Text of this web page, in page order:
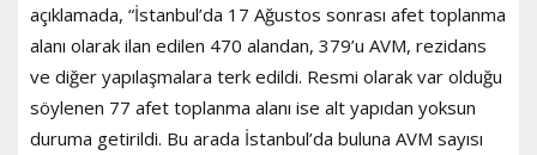
açıklamada, “İstanbul’da 17 Ağustos sonrası afet toplanma
alanı olarak ilan edilen 470 alandan, 379’u AVM, rezidans
ve diğer yapılaşmalara terk edildi. Resmi olarak var olduğu
söylenen 77 afet toplanma alanı ise alt yapıdan yoksun
duruma getirildi. Bu arada İstanbul’da buluna AVM sayısı